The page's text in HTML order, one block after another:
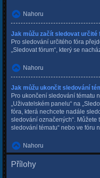
Nahoru
Jak můžu začít sledovat určité
Pro sledování určitého fóra
„Sledovat fórum“, který se
Nahoru
Jak můžu ukončit sledování
Pro ukončení sledování tématu
„Uživatelském panelu“ na
fóra, která nechcete nadále
sledování označených“. Můžete
sledování tématu“ nebo ve fóru
Nahoru
Přílohy